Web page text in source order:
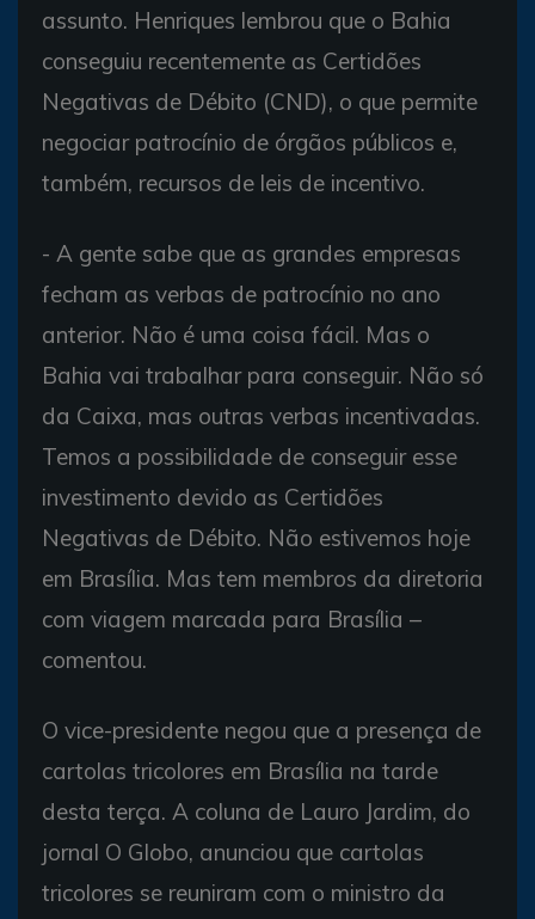
assunto. Henriques lembrou que o Bahia
conseguiu recentemente as Certidões
Negativas de Débito (CND), o que permite
negociar patrocínio de órgãos públicos e,
também, recursos de leis de incentivo.
- A gente sabe que as grandes empresas
fecham as verbas de patrocínio no ano
anterior. Não é uma coisa fácil. Mas o
Bahia vai trabalhar para conseguir. Não só
da Caixa, mas outras verbas incentivadas.
Temos a possibilidade de conseguir esse
investimento devido as Certidões
Negativas de Débito. Não estivemos hoje
em Brasília. Mas tem membros da diretoria
com viagem marcada para Brasília –
comentou.
O vice-presidente negou que a presença de
cartolas tricolores em Brasília na tarde
desta terça. A coluna de Lauro Jardim, do
jornal O Globo, anunciou que cartolas
tricolores se reuniram com o ministro da